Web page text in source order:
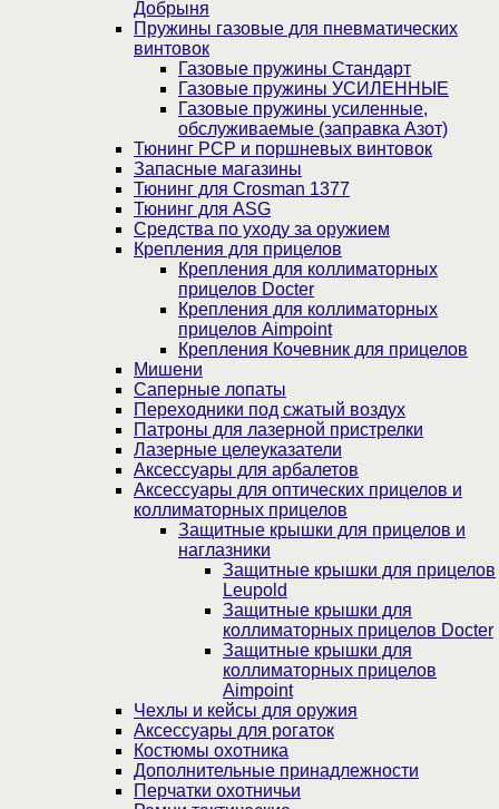
Добрыня
Пружины газовые для пневматических
винтовок
Газовые пружины Стандарт
Газовые пружины УСИЛЕННЫЕ
Газовые пружины усиленные,
обслуживаемые (заправка Азот)
Тюнинг PCP и поршневых винтовок
Запасные магазины
Тюнинг для Crosman 1377
Тюнинг для ASG
Средства по уходу за оружием
Крепления для прицелов
Крепления для коллиматорных
прицелов Docter
Крепления для коллиматорных
прицелов Aimpoint
Крепления Кочевник для прицелов
Мишени
Саперные лопаты
Переходники под сжатый воздух
Патроны для лазерной пристрелки
Лазерные целеуказатели
Аксессуары для арбалетов
Аксессуары для оптических прицелов и
коллиматорных прицелов
Защитные крышки для прицелов и
наглазники
Защитные крышки для прицелов
Leupold
Защитные крышки для
коллиматорных прицелов Docter
Защитные крышки для
коллиматорных прицелов
Aimpoint
Чехлы и кейсы для оружия
Аксессуары для рогаток
Костюмы охотника
Дополнительные принадлежности
Перчатки охотничьи